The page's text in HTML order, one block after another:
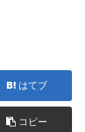
はてブ
コピー